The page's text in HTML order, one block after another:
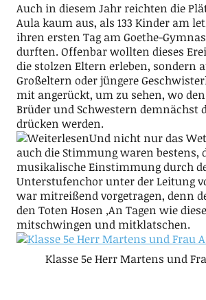
Auch in diesem Jahr reichten die
Aula kaum aus, als 133 Kinder am
ihren ersten Tag am Goethe-
durften. Offenbar wollten dieses
die stolzen Eltern erleben, sondern
Großeltern oder jüngere
mit angerückt, um zu sehen, wo
Brüder und Schwestern demnächst
drücken werden.
Und nicht nur das
auch die Stimmung waren bestens,
musikalische Einstimmung durch
Unterstufenchor unter der Leitung
war mitreißend vorgetragen, denn
den Toten Hosen ‚An Tagen wie
mitschwingen und mitklatschen.
Klasse 5e Herr Martens und